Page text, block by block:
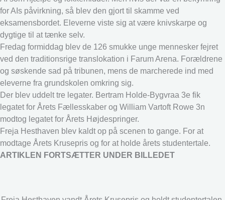
for AIs påvirkning, så blev den gjort til skamme ved
eksamensbordet. Eleverne viste sig at være knivskarpe og
dygtige til at tænke selv.
Fredag formiddag blev de 126 smukke unge mennesker fejret
ved den traditionsrige translokation i Farum Arena. Forældrene
og søskende sad på tribunen, mens de marcherede ind med
eleverne fra grundskolen omkring sig.
Der blev uddelt tre legater. Bertram Holde-Bygvraa 3e fik
legatet for Årets Fællesskaber og William Vartoft Rowe 3n
modtog legatet for Årets Højdespringer.
Freja Hesthaven blev kaldt op på scenen to gange. For at
modtage Årets Krusepris og for at holde årets studentertale.
ARTIKLEN FORTSÆTTER UNDER BILLEDET